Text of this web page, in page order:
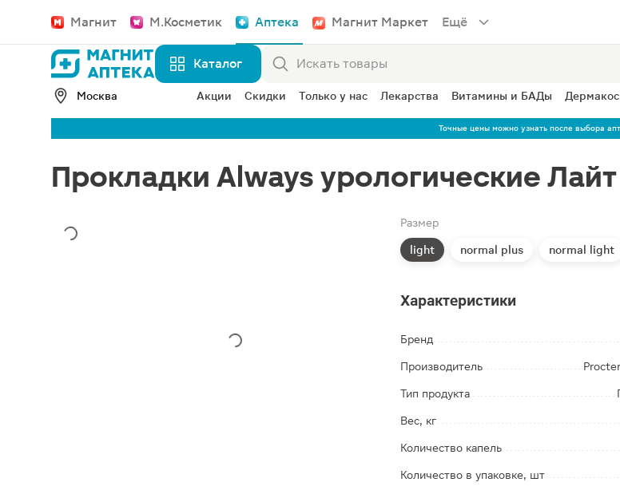
Магнит М.Косметик Аптека Магнит Маркет Ещё
Каталог
Москва Акции Скидки Только у нас Лекарства Витамины и БАДы
Точные цены можно узнать после выбора
Прокладки Always урологические
Размер
light normal plus normal light
Характеристики
Бренд
Производитель
Тип продукта
Вес, кг
Количество капель
Количество в упаковке, шт